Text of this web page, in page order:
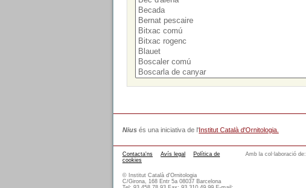
Nius és una iniciativa de l'Institut Català d'Ornitologia.
Amb la col·laboració de:
Contacta'ns Avís legal
Política de
cookies
© Institut Català d'Ornitologia
C/Girona, 168 Entr 5a 08037 Barcelona